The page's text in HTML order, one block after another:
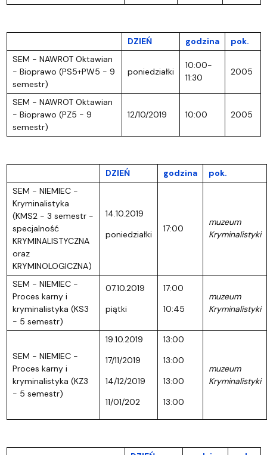
DZIEŃ godzina
pok.
SEM - NAWROT Oktawian
- Bioprawo (PS5+PW5 - 9
semestr)
poniedziałki
10:00-
11:30
2005
SEM - NAWROT Oktawian
- Bioprawo (PZ5 - 9
semestr)
12/10/2019 10:00 2005
DZIEŃ godzina
pok.
SEM - NIEMIEC -
Kryminalistyka
(KMS2 - 3 semestr -
specjalność
KRYMINALISTYCZNA
oraz
KRYMINOLOGICZNA)
14.10.2019
poniedziałki
17:00
muzeum
Kryminalistyki
SEM - NIEMIEC -
Proces karny i
kryminalistyka (KS3
- 5 semestr)
07.10.2019
piątki
17:00
10:45
muzeum
Kryminalistyki
SEM - NIEMIEC -
Proces karny i
kryminalistyka (KZ3
- 5 semestr)
19.10.2019
17/11/2019
14/12/2019
11/01/202
13:00
13:00
13:00
13:00
muzeum
Kryminalistyki